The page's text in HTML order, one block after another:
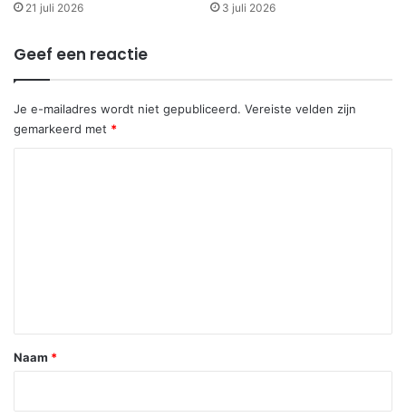
21 juli 2026 3 juli 2026
Geef een reactie
Je e-mailadres wordt niet gepubliceerd. Vereiste velden zijn
gemarkeerd met *
*
Naam *